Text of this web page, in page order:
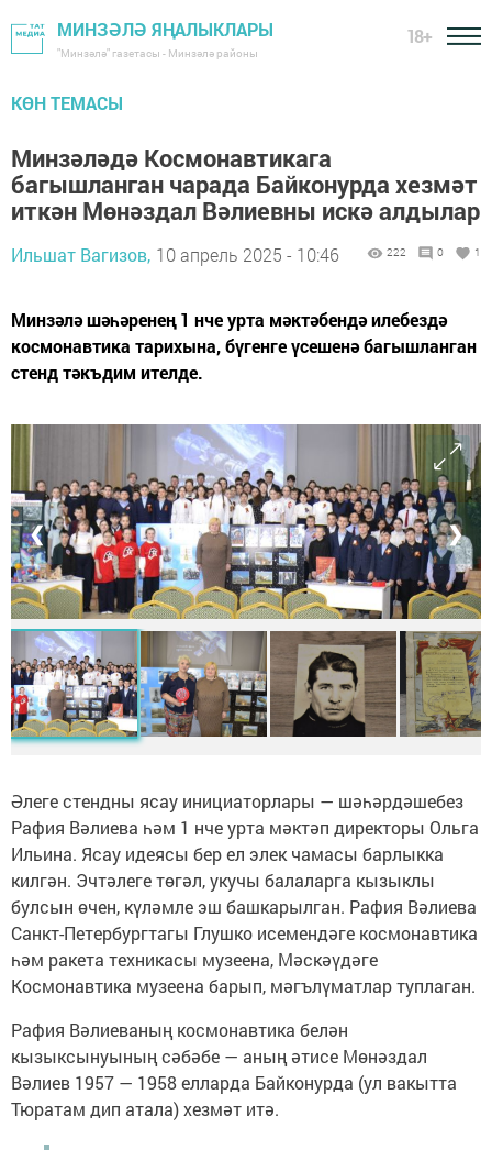
МИНЗӘЛӘ ЯҢАЛЫКЛАРЫ
"Минзәлә" газетасы - Минзәлә районы
18+
КӨН ТЕМАСЫ
Минзәләдә Космонавтикага
багышланган чарада Байконурда хезмәт
иткән Мөнәздал Вәлиевны искә алдылар
Ильшат Вагизов, 10 апрель 2025 - 10:46 222 0 1
Минзәлә шәһәренең 1 нче урта мәктәбендә илебездә
космонавтика тарихына, бүгенге үсешенә багышланган
стенд тәкъдим ителде.
❮ ❯
Әлеге стендны ясау инициаторлары — шәһәрдәшебез
Рафия Вәлиева һәм 1 нче урта мәктәп директоры Ольга
Ильина. Ясау идеясы бер ел элек чамасы барлыкка
килгән. Эчтәлеге төгәл, укучы балаларга кызыклы
булсын өчен, күләмле эш башкарылган. Рафия Вәлиева
Санкт-Петербургтагы Глушко исемендәге космонавтика
һәм ракета техникасы музеена, Мәскәүдәге
Космонавтика музеена барып, мәгълүматлар туплаган.
Рафия Вәлиеваның космонавтика белән
кызыксынуының сәбәбе — аның әтисе Мөнәздал
Вәлиев 1957 — 1958 елларда Байконурда (ул вакытта
Тюратам дип атала) хезмәт итә.